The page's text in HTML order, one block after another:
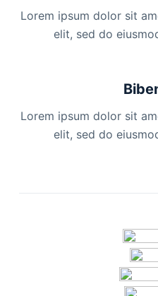
Lorem ipsum dolor sit
elit, sed do
Lorem ipsum dolor sit
elit, sed do